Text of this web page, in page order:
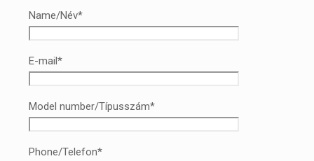
Name/Név*
E-mail*
Model number/Típusszám*
Phone/Telefon*